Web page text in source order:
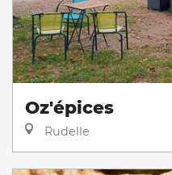
Oz'épices
Rudelle